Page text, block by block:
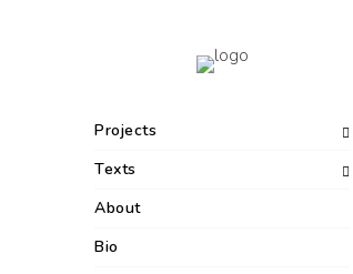
Projects
Texts
About
Bio